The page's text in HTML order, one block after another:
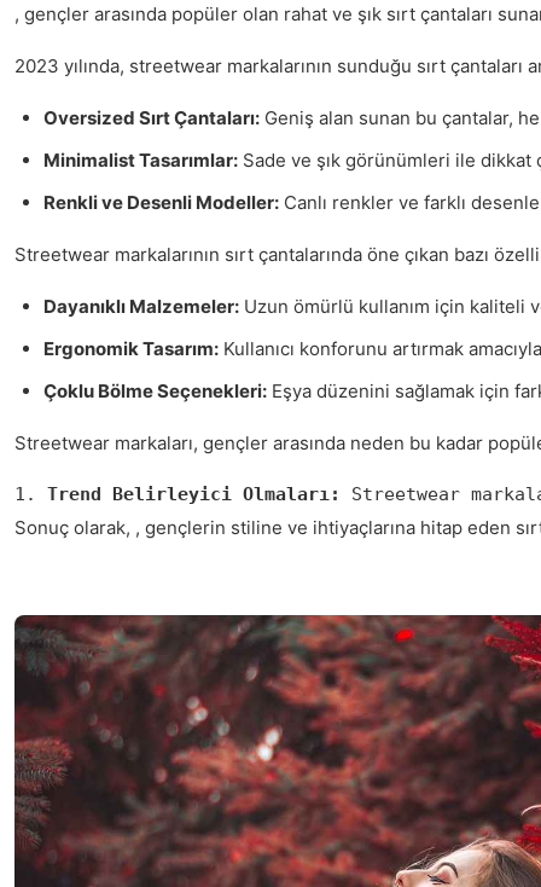
, gençler arasında popüler olan rahat ve şık sırt çantaları
2023 yılında, streetwear markalarının sunduğu sırt
Oversized Sırt Çantaları: Geniş alan sunan bu çantalar,
Minimalist Tasarımlar: Sade ve şık görünümleri ile
Renkli ve Desenli Modeller: Canlı renkler ve farklı
Streetwear markalarının sırt çantalarında öne çıkan bazı
Dayanıklı Malzemeler: Uzun ömürlü kullanım için kaliteli
Ergonomik Tasarım: Kullanıcı konforunu artırmak
Çoklu Bölme Seçenekleri: Eşya düzenini sağlamak için
Streetwear markaları, gençler arasında neden bu kadar
1. Trend Belirleyici Olmaları: Streetwear
Sonuç olarak, , gençlerin stiline ve ihtiyaçlarına hitap eden